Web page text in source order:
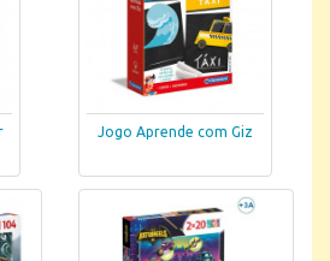
Jogo Aprende com Giz